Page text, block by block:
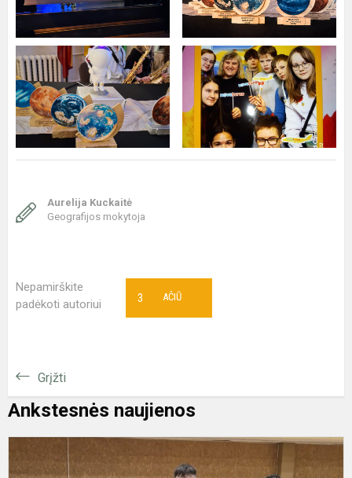
Aurelija Kuckaitė
Geografijos mokytoja
Nepamirškite
padėkoti autoriui
AČIŪ
3
Grįžti
Ankstesnės naujienos